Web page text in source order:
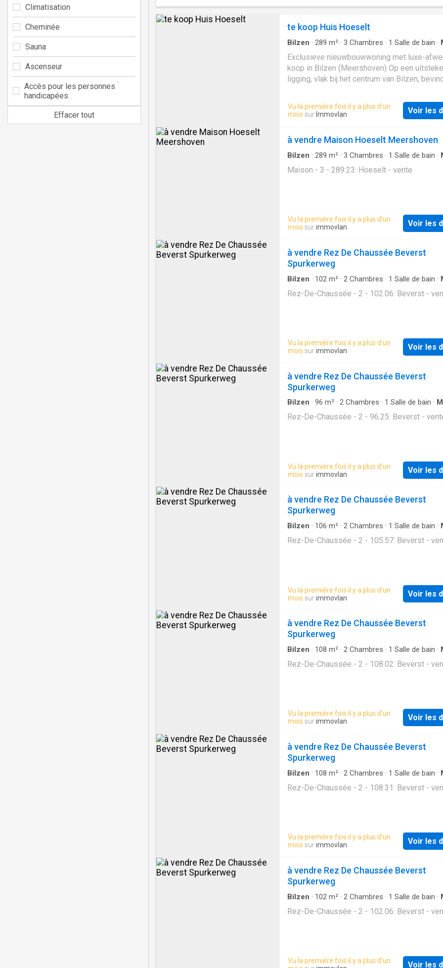
drie volwaardige slaapkamers. De master
aan de voorzijde. Verder vind je hier een
badk
te koop Huis Hoeselt
Bilzen · 289 m² · 3 Chambres · 1 Salle de bain ·
Exclusieve nieuwbouwwoning met luxe-
koop in Bilzen (Meershoven) Op een
ligging, vlak bij het centrum van Bilzen,
ruimte en luxe perfect samenkomen. Bij het
van de woning word je verwelkomd in een
inkomhal met gastentoilet. De lichtrijke
luchtig gevoel en biedt een prachtig zicht op
Aansluitend bevindt zich een praktische
de stijlvolle, zwevende trap bereik je het
een vrij beroep of thuiswerk, aangevuld met
bergruimte. Op de eerste verdieping
beschikt over een dressing en een gezellig
aan de voorzijde. Verder vind je hier een
badk
Vu la première fois il y a plus d'un
mois sur Immovlan Voir les
à vendre Maison Hoeselt Meershoven
Bilzen · 289 m² · 3 Chambres · 1 Salle de bain ·
Maison - 3 - 289.23: Hoeselt - vente
Vu la première fois il y a plus d'un
mois surimmovlan Voir les
à vendre Rez De Chaussée Beverst
Spurkerweg
Bilzen · 102 m² · 2 Chambres · 1 Salle de bain ·
Rez-De-Chaussée - 2 - 102.06: Beverst -
Vu la première fois il y a plus d'un
mois surimmovlan Voir les
à vendre Rez De Chaussée Beverst
Spurkerweg
Bilzen · 96 m² · 2 Chambres · 1 Salle de bain ·
Rez-De-Chaussée - 2 - 96.25: Beverst -
Vu la première fois il y a plus d'un
mois surimmovlan Voir les
à vendre Rez De Chaussée Beverst
Spurkerweg
Bilzen · 106 m² · 2 Chambres · 1 Salle de bain ·
Rez-De-Chaussée - 2 - 105.57: Beverst -
Vu la première fois il y a plus d'un
mois surimmovlan Voir les
à vendre Rez De Chaussée Beverst
Spurkerweg
Bilzen · 108 m² · 2 Chambres · 1 Salle de bain ·
Rez-De-Chaussée - 2 - 108.02: Beverst -
Vu la première fois il y a plus d'un
mois surimmovlan Voir les
à vendre Rez De Chaussée Beverst
Spurkerweg
Bilzen · 108 m² · 2 Chambres · 1 Salle de bain ·
Rez-De-Chaussée - 2 - 108.31: Beverst -
Vu la première fois il y a plus d'un
mois surimmovlan Voir les
à vendre Rez De Chaussée Beverst
Spurkerweg
Bilzen · 102 m² · 2 Chambres · 1 Salle de bain ·
Rez-De-Chaussée - 2 - 102.06: Beverst -
Vu la première fois il y a plus d'un
Voir les
Climatisation
Cheminée
Sauna
Ascenseur
Accès pour les personnes
handicapées
Effacer tout